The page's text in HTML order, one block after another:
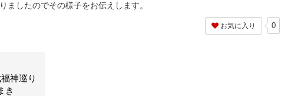
ましたのでその様子をお伝えします。
お気に入り 0
神巡り
き